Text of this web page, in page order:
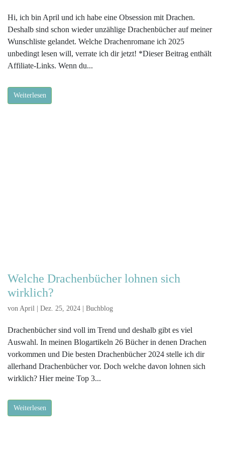
Hi, ich bin April und ich habe eine Obsession mit Drachen.
Deshalb sind schon wieder unzählige Drachenbücher auf meiner
Wunschliste gelandet. Welche Drachenromane ich 2025
unbedingt lesen will, verrate ich dir jetzt! *Dieser Beitrag enthält
Affiliate-Links. Wenn du...
Weiterlesen
Welche Drachenbücher lohnen sich
wirklich?
von April Dez. 25, 2024 Buchblog
Drachenbücher sind voll im Trend und deshalb gibt es viel
Auswahl. In meinen Blogartikeln 26 Bücher in denen Drachen
vorkommen und Die besten Drachenbücher 2024 stelle ich dir
allerhand Drachenbücher vor. Doch welche davon lohnen sich
wirklich? Hier meine Top 3...
Weiterlesen